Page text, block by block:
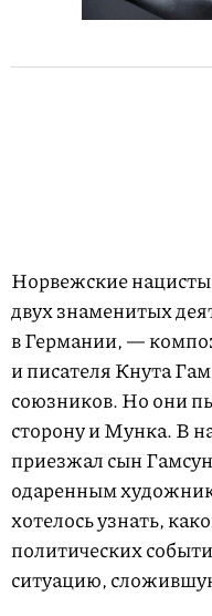
Норвежские нацисты
двух знаменитых
в Германии, —
и писателя Кнута
союзников. Но они
сторону и Мунка. В
приезжал сын
одаренным
хотелось узнать,
политических
ситуацию,